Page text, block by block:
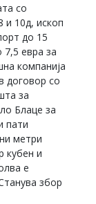
со
и 10д, ископ
до 15
7,5 евра за
компанија
договор со
за
Блаце за
пати
метри
кубен и
е
збор